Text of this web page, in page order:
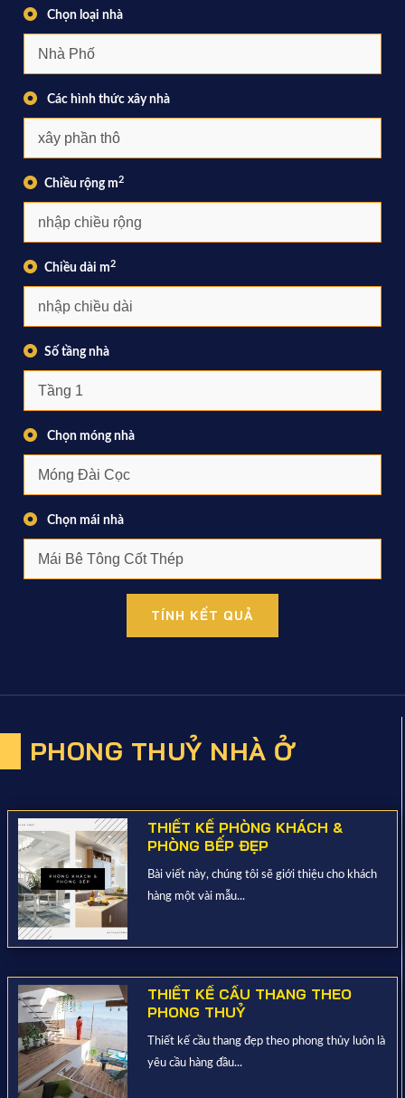
Chọn loại nhà
Các hình thức xây nhà
Chiều rộng m2
Chiều dài m2
Số tầng nhà
Chọn móng nhà
Chọn mái nhà
TÍNH KẾT QUẢ
PHONG THUỶ NHÀ Ở
THIẾT KẾ PHÒNG KHÁCH &
PHÒNG BẾP ĐẸP
Bài viết này, chúng tôi sẽ giới thiệu cho khách
hàng một vài mẫu...
THIẾT KẾ CẦU THANG THEO
PHONG THUỶ
Thiết kế cầu thang đẹp theo phong thủy luôn là
yêu cầu hàng đầu...